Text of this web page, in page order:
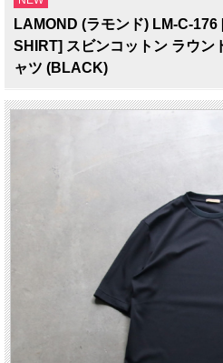
LAMOND (ラモンド) LM-C-
SHIRT] スビンコットン ラウン
ャツ (BLACK)